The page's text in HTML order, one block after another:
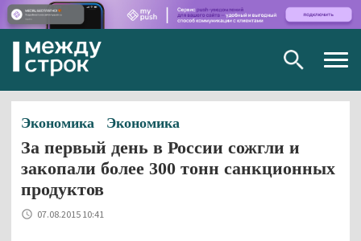
Экономика Экономика
За первый день в России сожгли и
закопали более 300 тонн санкционных
продуктов
07.08.2015 10:41